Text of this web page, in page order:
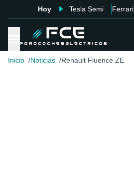
Hoy Tesla Semi Ferrari
Inicio Noticias Renault Fluence ZE